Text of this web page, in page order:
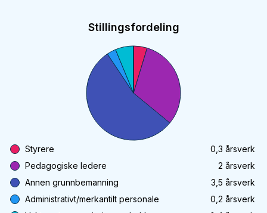
Stillingsfordeling
Styrere 0,3 årsverk
Pedagogiske ledere
2 årsverk
Annen grunnbemanning
3,5 årsverk
Administrativt/merkantilt personale
0,2 årsverk